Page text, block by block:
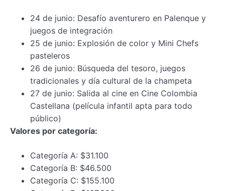
24 de junio: Desafío aventurero en Palenque y
juegos de integración
25 de junio: Explosión de color y Mini Chefs
pasteleros
26 de junio: Búsqueda del tesoro, juegos
tradicionales y día cultural de la champeta
27 de junio: Salida al cine en Cine Colombia
Castellana (película infantil apta para todo
público)
Valores por categoría:
Categoría A: $31.100
Categoría B: $46.500
Categoría C: $155.100